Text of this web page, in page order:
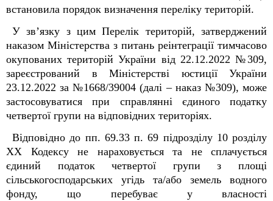
встановила порядок визначення переліку територій.
У зв’язку з цим Перелік територій, затверджений
наказом Міністерства з питань реінтеграції тимчасово
окупованих територій України від 22.12.2022 №309,
зареєстрований в Міністерстві юстиції України
23.12.2022 за №1668/39004 (далі – наказ №309), може
застосовуватися при справлянні єдиного податку
четвертої групи на відповідних територіях.
Відповідно до пп. 69.33 п. 69 підрозділу 10 розділу
ХХ Кодексу не нараховується та не сплачується
єдиний податок четвертої групи з площі
сільськогосподарських угідь та/або земель водного
фонду, що перебуває у власності